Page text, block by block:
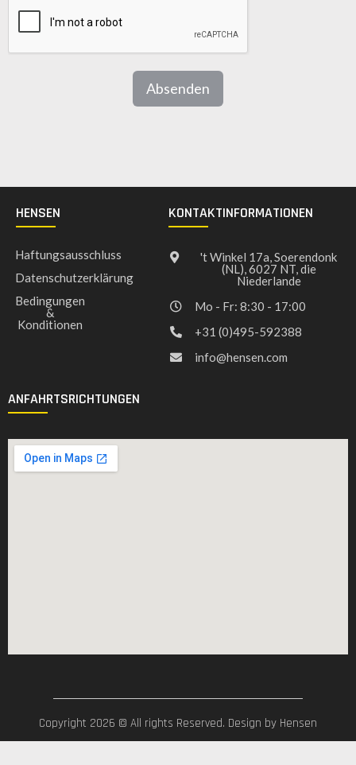
Absenden
HENSEN
Haftungsausschluss
Datenschutzerklärung
Bedingungen
&
Konditionen
KONTAKTINFORMATIONEN
't Winkel 17a, Soerendonk
(NL), 6027 NT, die
Niederlande
Mo - Fr: 8:30 - 17:00
+31 (0)495-592388
info@hensen.com
ANFAHRTSRICHTUNGEN
Copyright 2026 © All rights Reserved. Design by Hensen